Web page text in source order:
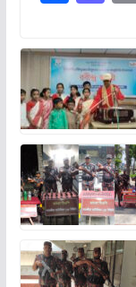
c
e
b
o
o
k
st
o
d
o
n